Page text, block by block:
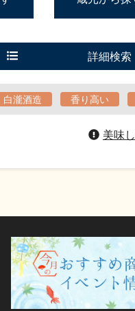
詳細検索
白瀧酒造 香り高い
美味